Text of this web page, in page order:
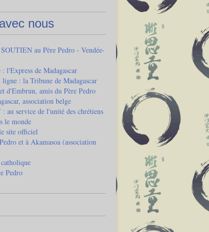
nous
au Père Pedro - Vendée-
l'Express de Madagascar
ligne : la Tribune de Madagascar
d'Embrun, amis du Père Pedro
association belge
au service de l'unité des chrétiens
le monde
site officiel
et à Akamasoa (association
Pedro